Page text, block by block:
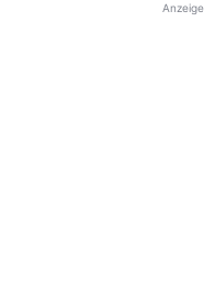
Anzeige